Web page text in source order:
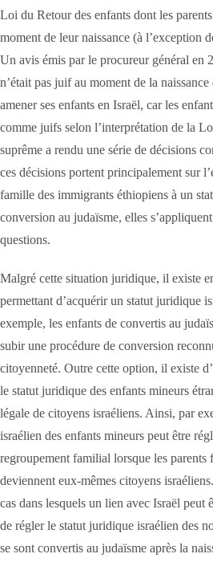
Loi du Retour des enfants dont les
moment de leur naissance (à l’exception
Un avis émis par le procureur général en
n’était pas juif au moment de la naissance
amener ses enfants en Israël, car les
comme juifs selon l’interprétation de la
suprême a rendu une série de décisions
ces décisions portent principalement sur
famille des immigrants éthiopiens à un
conversion au judaïsme, elles
questions.
Malgré cette situation juridique, il existe
permettant d’acquérir un statut juridique
exemple, les enfants de convertis au
subir une procédure de conversion
citoyenneté. Outre cette option, il existe
le statut juridique des enfants mineurs
légale de citoyens israéliens. Ainsi, par
israélien des enfants mineurs peut être
regroupement familial lorsque les parents
deviennent eux-mêmes citoyens
cas dans lesquels un lien avec Israël peut
de régler le statut juridique israélien des
se sont convertis au judaïsme après la